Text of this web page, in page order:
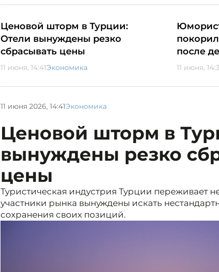
Ценовой шторм в Турции:
Отели вынуждены резко
сбрасывать цены
11 июня, 14:41Экономика
после
11 июня,
11 июня 2026, 14:41Экономика
Ценовой шторм в
вынуждены резко
цены
Туристическая индустрия Турции переживает
участники рынка вынуждены искать
сохранения своих позиций.